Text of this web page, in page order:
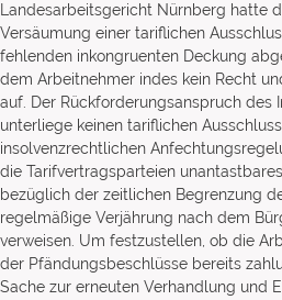
Landesarbeitsgericht Nürnberg hatte
Versäumung einer tariflichen
fehlenden inkongruenten Deckung
dem Arbeitnehmer indes kein Recht
auf. Der Rückforderungsanspruch des
unterliege keinen tariflichen
insolvenzrechtlichen
die Tarifvertragsparteien
bezüglich der zeitlichen Begrenzung
regelmäßige Verjährung nach dem
verweisen. Um festzustellen, ob die
der Pfändungsbeschlüsse bereits
Sache zur erneuten Verhandlung und